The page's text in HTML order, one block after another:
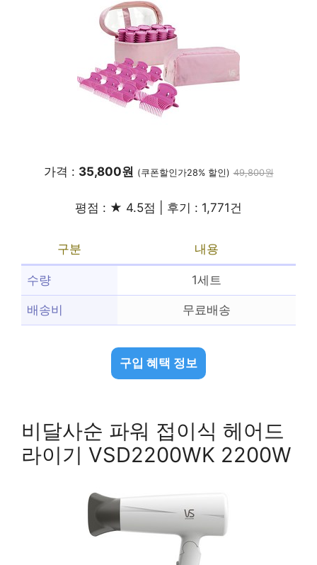
가격 : 35,800원 (쿠폰할인가28% 할인) 49,800원
평점 : ★ 4.5점 | 후기 : 1,771건
구분 내용
수량 1세트
배송비 무료배송
구입 혜택 정보
비달사순 파워 접이식 헤어드
라이기 VSD2200WK 2200W